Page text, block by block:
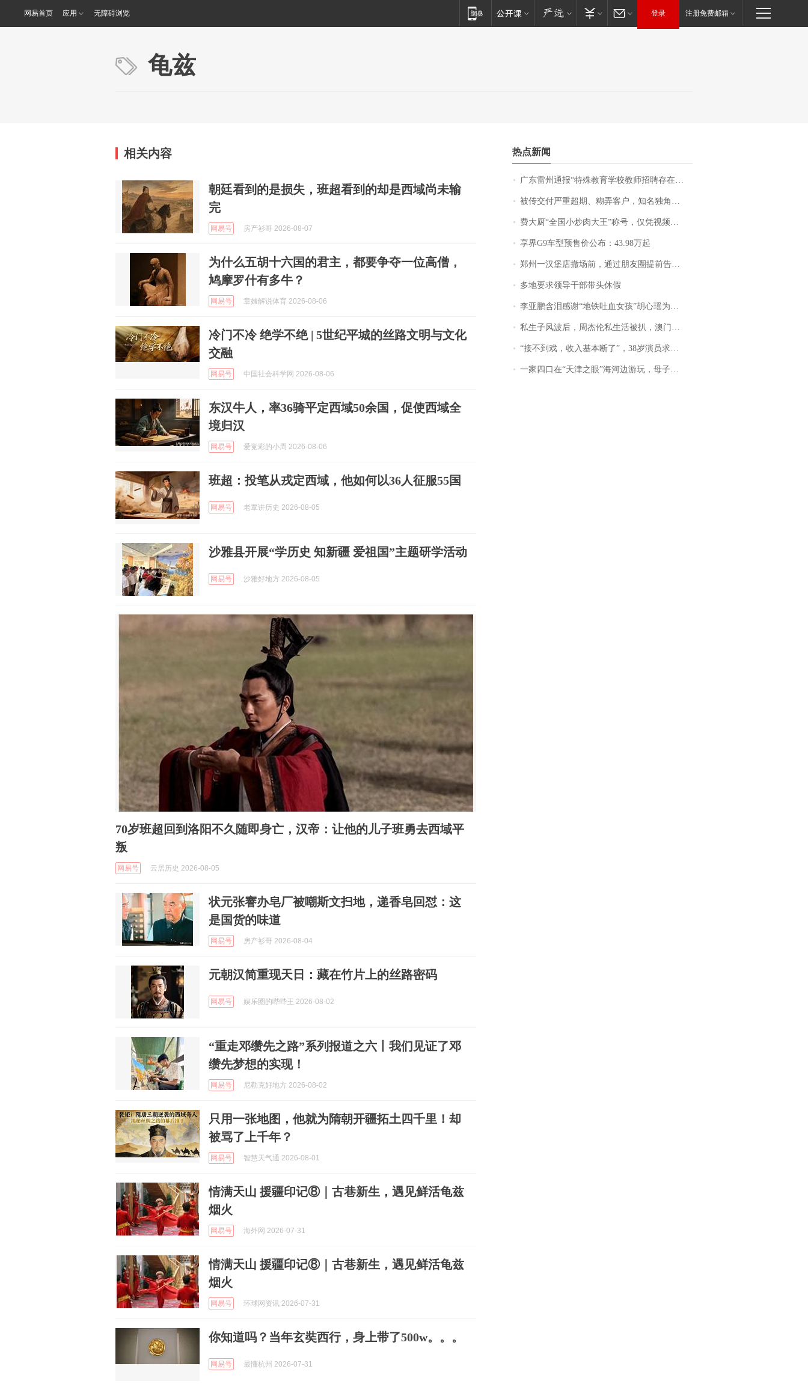
网易首页 应用 无障碍浏览 登录 注册免费邮箱
龟兹
相关内容
朝廷看到的是损失，班超看到的却是西域尚未输
完
网易号 房产衫哥 2026-08-07
为什么五胡十六国的君主，都要争夺一位高僧，
鸠摩罗什有多牛？
网易号 章媸解说体育 2026-08-06
冷门不冷 绝学不绝 | 5世纪平城的丝路文明与文化
交融
网易号 中国社会科学网 2026-08-06
东汉牛人，率36骑平定西域50余国，促使西域全
境归汉
网易号 爱竞彩的小周 2026-08-06
班超：投笔从戎定西域，他如何以36人征服55国
网易号 老覃讲历史 2026-08-05
沙雅县开展“学历史 知新疆 爱祖国”主题研学活动
网易号 沙雅好地方 2026-08-05
70岁班超回到洛阳不久随即身亡，汉帝：让他的儿子班勇去西域平
叛
网易号 云居历史 2026-08-05
状元张謇办皂厂被嘲斯文扫地，递香皂回怼：这
是国货的味道
网易号 房产衫哥 2026-08-04
元朝汉简重现天日：藏在竹片上的丝路密码
网易号 娱乐圈的哔哔王 2026-08-02
“重走邓缵先之路”系列报道之六丨我们见证了邓
缵先梦想的实现！
网易号 尼勒克好地方 2026-08-02
只用一张地图，他就为隋朝开疆拓土四千里！却
被骂了上千年？
网易号 智慧天气通 2026-08-01
情满天山 援疆印记⑧｜古巷新生，遇见鲜活龟兹
烟火
网易号 海外网 2026-07-31
情满天山 援疆印记⑧｜古巷新生，遇见鲜活龟兹
烟火
网易号 环球网资讯 2026-07-31
你知道吗？当年玄奘西行，身上带了500w。。。
网易号 最懂杭州 2026-07-31
热点新闻
广东雷州通报“特殊教育学校教师招聘存在违规行为”：已启动问责程序 副校长被停职
被传交付严重超期、糊弄客户，知名独角兽车企创始人回应：都没证据，将依法采取措施，“本人长期与美国交管局保持沟通，对方表示肯定”
费大厨“全国小炒肉大王”称号，仅凭视频评出？中国烹饪协会回应
享界G9车型预售价公布：43.98万起
郑州一汉堡店撤场前，通过朋友圈提前告知逐一退费，有顾客仅剩1元也全被退回，分文不少；顾客：言而有信，让人感动
多地要求领导干部带头休假
李亚鹏含泪感谢“地铁吐血女孩”胡心瑶为嫣然天使捐99999元：这份捐赠太沉重，尊重其捐赠意愿，个人向胡心瑶和她的病友之家各捐赠99999元
私生子风波后，周杰伦私生活被扒，澳门输10亿传闻早已经水落石出
“接不到戏，收入基本断了”，38岁演员求职景区NPC：工作量断崖式下跌，留给我试错的时间不多了
一家四口在“天津之眼”海河边游玩，母子俩不幸溺亡